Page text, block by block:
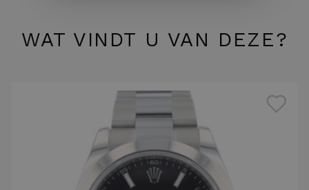
WAT VINDT U VAN DEZE?